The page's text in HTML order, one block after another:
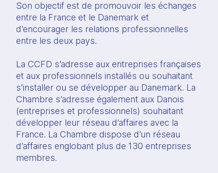
Son objectif est de promouvoir les échanges
entre la France et le Danemark et
d’encourager les relations professionnelles
entre les deux pays.
La CCFD s’adresse aux entreprises françaises
et aux professionnels installés ou souhaitant
s’installer ou se développer au Danemark. La
Chambre s’adresse également aux Danois
(entreprises et professionnels) souhaitant
développer leur réseau d’affaires avec la
France. La Chambre dispose d’un réseau
d’affaires englobant plus de 130 entreprises
membres.